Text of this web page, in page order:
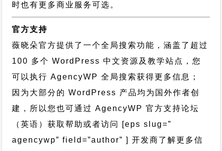
时也有更多商业服务可选。
官方支持
薇晓朵官方提供了一个全局搜索功能，涵盖了超过
100 多个 WordPress 中文资源及教学站点，您
可以执行 AgencyWP 全局搜索获得更多信息；
因为大部分的 WordPress 产品均为国外作者创
建，所以您也可通过AgencyWP 官方支持论坛
（英语）获取帮助或者访问 [eps slug=”
agencywp” field=”author” ] 开发商了解更多信